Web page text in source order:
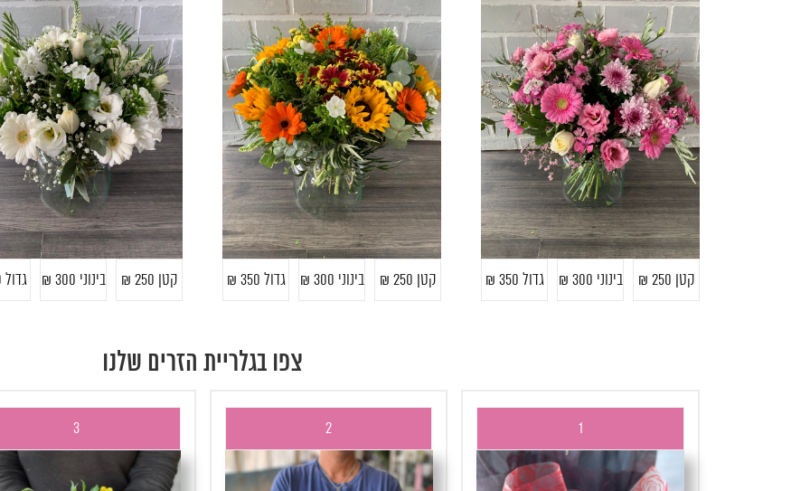
קטן 250 ₪ בינוני 300 ₪ גדול 350 ₪ קטן 250 ₪ בינוני 300 ₪ גדול 350 ₪ קטן 250 ₪ בינוני 300 ₪ גדול 350 ₪
צפו בגלריית הזרים שלנו
1
2
3